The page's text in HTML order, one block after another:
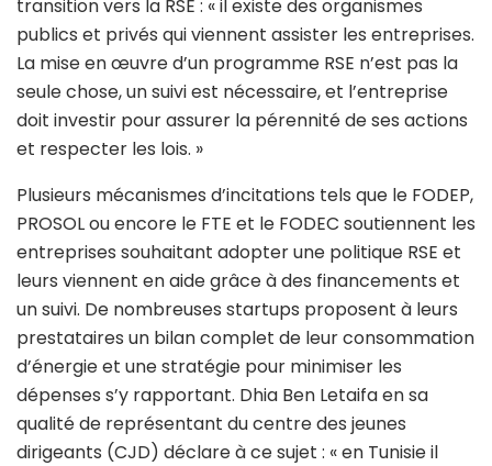
transition vers la RSE : « il existe des organismes
publics et privés qui viennent assister les entreprises.
La mise en œuvre d’un programme RSE n’est pas la
seule chose, un suivi est nécessaire, et l’entreprise
doit investir pour assurer la pérennité de ses actions
et respecter les lois. »
Plusieurs mécanismes d’incitations tels que le FODEP,
PROSOL ou encore le FTE et le FODEC soutiennent les
entreprises souhaitant adopter une politique RSE et
leurs viennent en aide grâce à des financements et
un suivi. De nombreuses startups proposent à leurs
prestataires un bilan complet de leur consommation
d’énergie et une stratégie pour minimiser les
dépenses s’y rapportant. Dhia Ben Letaifa en sa
qualité de représentant du centre des jeunes
dirigeants (CJD) déclare à ce sujet : « en Tunisie il